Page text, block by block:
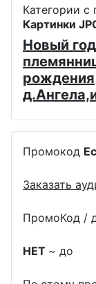
Категории
Картинки
Новый год
рождения
Промокод
Заказать
ПромоКод /
НЕТ ~ до